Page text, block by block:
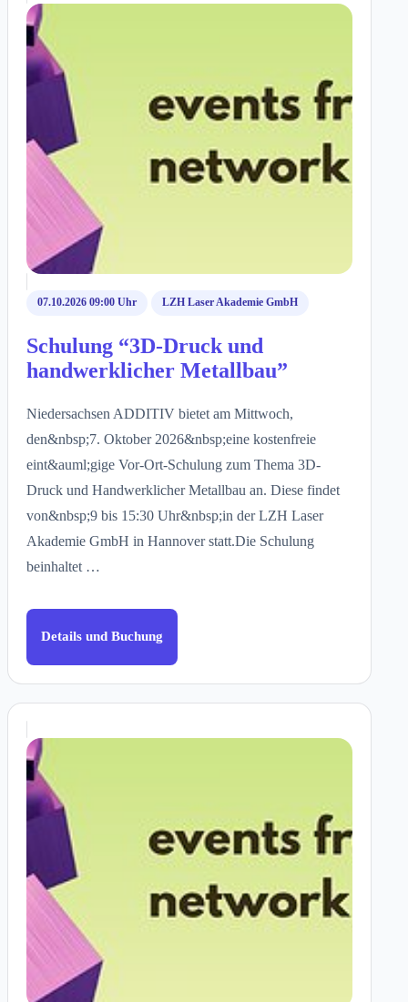
07.10.2026 09:00 Uhr LZH Laser Akademie GmbH
Schulung “3D-Druck und
handwerklicher Metallbau”
Niedersachsen ADDITIV bietet am Mittwoch,
den&nbsp;7. Oktober 2026&nbsp;eine kostenfreie
eint&auml;gige Vor-Ort-Schulung zum Thema 3D-
Druck und Handwerklicher Metallbau an. Diese findet
von&nbsp;9 bis 15:30 Uhr&nbsp;in der LZH Laser
Akademie GmbH in Hannover statt.Die Schulung
beinhaltet …
Details und Buchung